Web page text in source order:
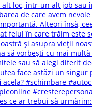
ce ar trebui să urmărim: